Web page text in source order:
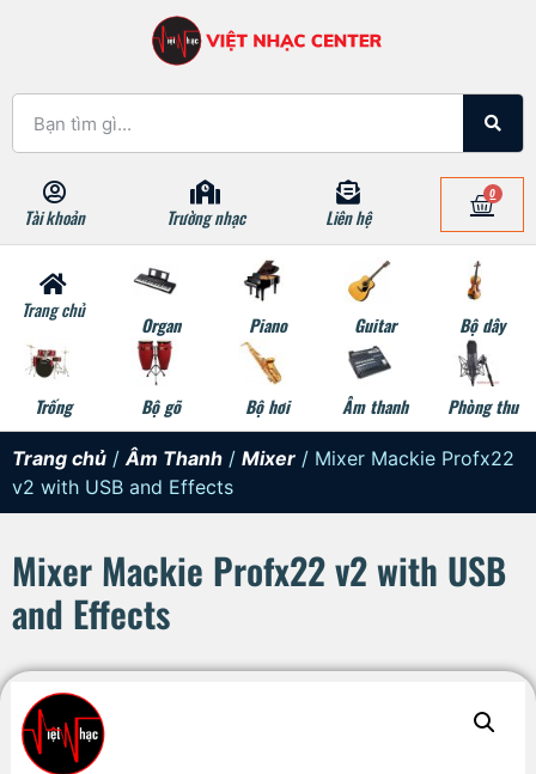
Tài khoản Trường nhạc Liên hệ
0
Trang chủ
Organ Piano Guitar Bộ dây
Trống Bộ gõ Bộ hơi Âm thanh Phòng thu
Trang chủ / Âm Thanh / Mixer / Mixer Mackie Profx22
v2 with USB and Effects
Mixer Mackie Profx22 v2 with USB
and Effects